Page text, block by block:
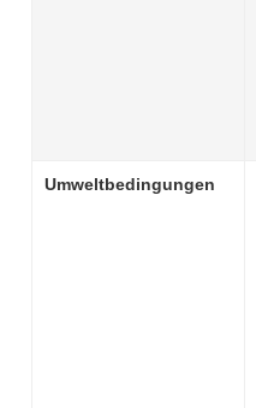
Umweltbedingungen